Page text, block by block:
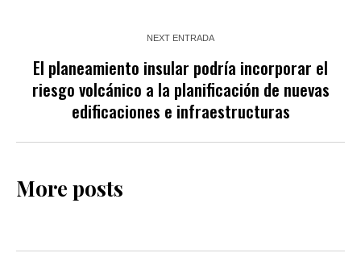
NEXT ENTRADA
El planeamiento insular podría incorporar el
riesgo volcánico a la planificación de nuevas
edificaciones e infraestructuras
More posts